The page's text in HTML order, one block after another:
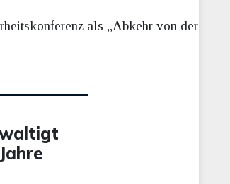
als „Abkehr von der